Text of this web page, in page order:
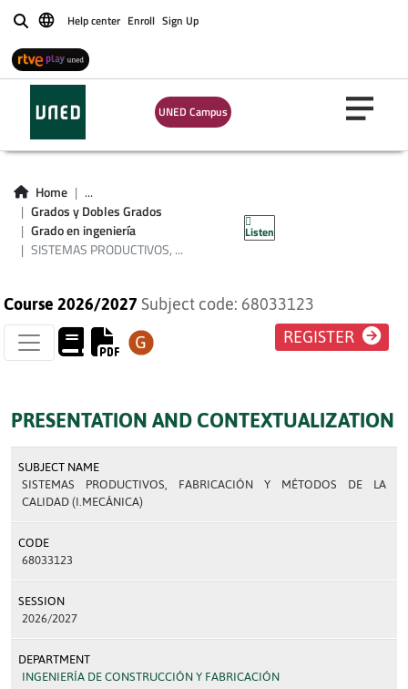
BuscarHelp center Enroll Sign Up
UNED Campus
Home
...
Grados y Dobles Grados
Grado en ingeniería
SISTEMAS PRODUCTIVOS, ...
Listen
SISTEMAS
PRODUCTIVOS,
FABRICACIÓN Y
MÉTODOS DE LA
CALIDAD
(I.MECÁNICA)
Course 2026/2027 Subject code: 68033123
REGISTER
PRESENTATION AND CONTEXTUALIZATION
SUBJECT NAME
SISTEMAS PRODUCTIVOS, FABRICACIÓN Y MÉTODOS DE LA
CALIDAD (I.MECÁNICA)
CODE
68033123
SESSION
2026/2027
DEPARTMENT
INGENIERÍA DE CONSTRUCCIÓN Y FABRICACIÓN